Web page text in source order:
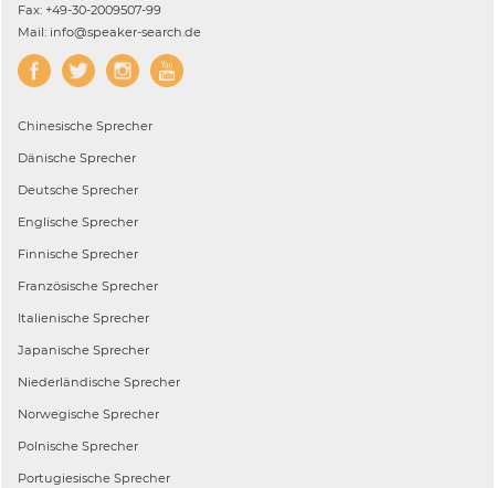
Fax: +49-30-2009507-99
Mail: info@speaker-search.de
Chinesische Sprecher
Dänische Sprecher
Deutsche Sprecher
Englische Sprecher
Finnische Sprecher
Französische Sprecher
Italienische Sprecher
Japanische Sprecher
Niederländische Sprecher
Norwegische Sprecher
Polnische Sprecher
Portugiesische Sprecher